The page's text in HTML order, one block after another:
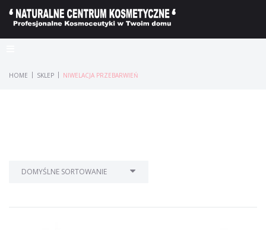
HOME | SKLEP | NIWELACJA PRZEBARWIEŃ